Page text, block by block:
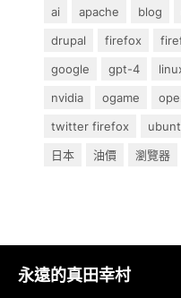
ai apache blog
drupal
firefox
google
gpt-4
nvidia
ogame
twitter firefox
日本
油價 瀏覽器
永遠的真田幸村